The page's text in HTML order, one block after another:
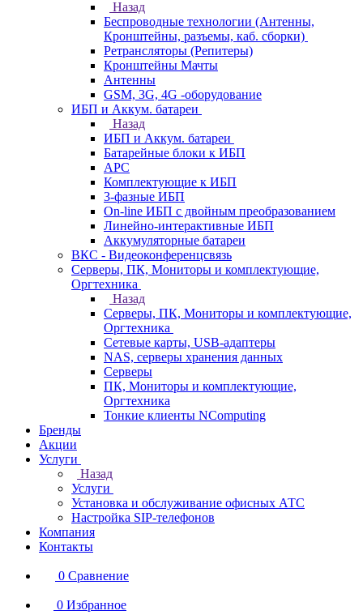
Назад
Беспроводные технологии (Антенны,
Кронштейны, разъемы, каб. сборки)
Ретрансляторы (Репитеры)
Кронштейны Мачты
Антенны
GSM, 3G, 4G -оборудование
ИБП и Аккум. батареи
Назад
ИБП и Аккум. батареи
Батарейные блоки к ИБП
APC
Комплектующие к ИБП
3-фазные ИБП
On-line ИБП с двойным преобразованием
Линейно-интерактивные ИБП
Аккумуляторные батареи
ВКС - Видеоконференцсвязь
Серверы, ПК, Мониторы и комплектующие,
Оргтехника
Назад
Серверы, ПК, Мониторы и комплектующие,
Оргтехника
Сетевые карты, USB-адаптеры
NAS, серверы хранения данных
Серверы
ПК, Мониторы и комплектующие,
Оргтехника
Тонкие клиенты NComputing
Бренды
Акции
Услуги
Назад
Услуги
Установка и обслуживание офисных АТС
Настройка SIP-телефонов
Компания
Контакты
0 Сравнение
0 Избранное